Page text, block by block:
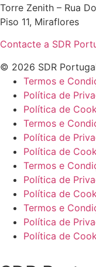
Torre Zenith – Rua
Piso 11, Miraflores
Contacte a SDR
© 2026 SDR
Termos e
Política de
Política de
Termos e
Política de
Política de
Termos e
Política de
Política de
Termos e
Política de
Política de